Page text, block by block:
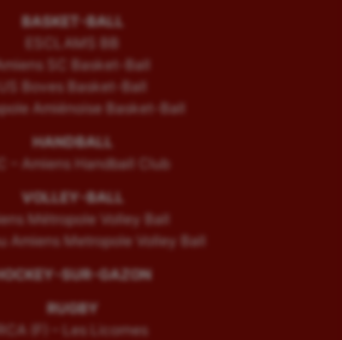
BASKET-BALL
ESCLAMS BB
SC Basket-Ball
US Boves Basket-Ball
Amiénoise Basket-Ball
HANDBALL
– Amiens Handball Club
VOLLEY-BALL
Métropole Volley Ball
Amiens Metropole Volley Ball
SUR-GAZON
RUGBY
(F) – Les Licornes